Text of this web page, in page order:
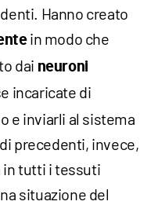
Hanno creato
in modo che
dai neuroni
incaricate di
e inviarli al sistema
precedenti, invece,
in tutti i tessuti
situazione del